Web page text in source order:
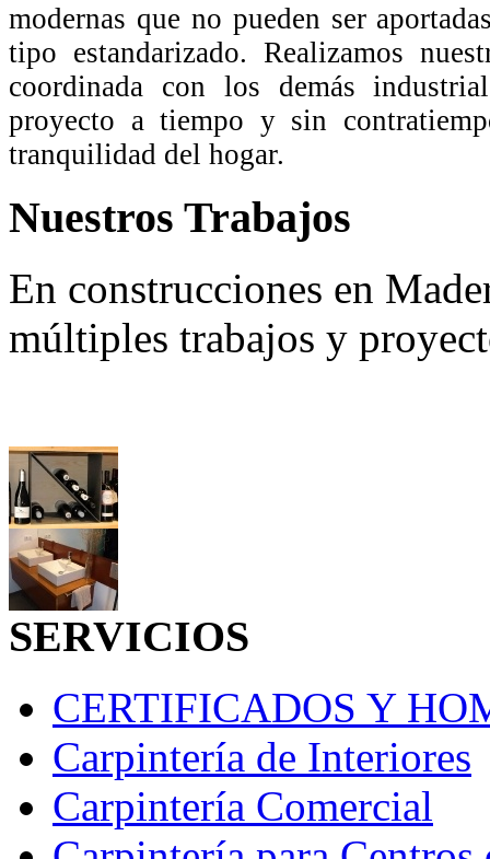
modernas que no pueden ser
tipo estandarizado. Realizamos
coordinada con los demás
proyecto a tiempo y sin
tranquilidad del hogar.
Nuestros Trabajos
En construcciones en
múltiples trabajos y
SERVICIOS
CERTIFICADOS Y
Carpintería de Interiores
Carpintería Comercial